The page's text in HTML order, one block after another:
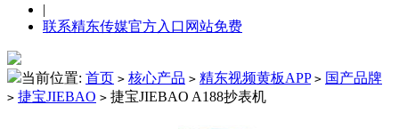
|
联系精东传媒官方入口网站免费
当前位置: 首页 > 核心产品 > 精东视频黄板APP > 国产品牌
> 捷宝JIEBAO > 捷宝JIEBAO A188抄表机